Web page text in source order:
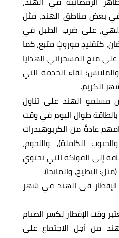
بعض مناطق الهند، مثل
على ضرب الطبل في
كتقليدٍ موروثٍ متبع، كما
منح المسحراتي الهدايا
لقاء الخدمة التي
الكريم.
مسلمو الهند على تناول
طوال اليوم في وقت
عادةً من الكربوهيدرات
الكاملة)، واللحوم،
إلى الفواكه التي تحتوي
البطيخ، والمانجا).
في الهند في شهر
وقت الإفطار لكسر الصيام
من أجل الاجتماع على